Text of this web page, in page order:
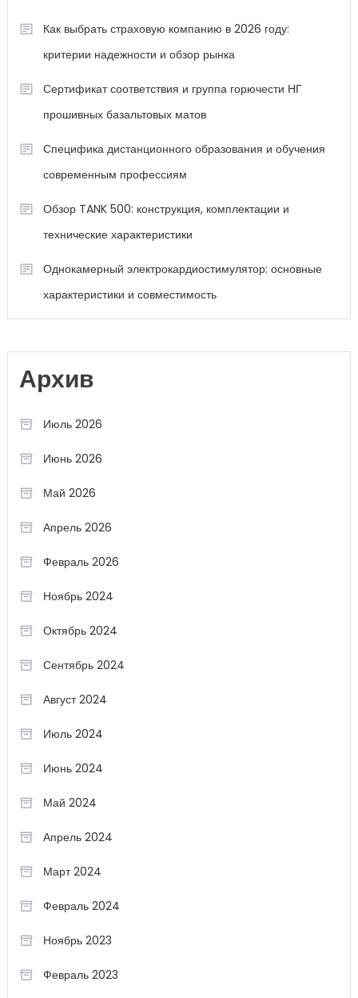
Как выбрать страховую компанию в 2026 году:
критерии надежности и обзор рынка
Сертификат соответствия и группа горючести НГ
прошивных базальтовых матов
Специфика дистанционного образования и обучения
современным профессиям
Обзор TANK 500: конструкция, комплектации и
технические характеристики
Однокамерный электрокардиостимулятор: основные
характеристики и совместимость
Архив
Июль 2026
Июнь 2026
Май 2026
Апрель 2026
Февраль 2026
Ноябрь 2024
Октябрь 2024
Сентябрь 2024
Август 2024
Июль 2024
Июнь 2024
Май 2024
Апрель 2024
Март 2024
Февраль 2024
Ноябрь 2023
Февраль 2023